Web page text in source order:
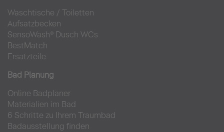
Waschtische / Toiletten
Aufsatzbecken
SensoWash® Dusch WCs
BestMatch
Ersatzteile
Bad Planung
Online Badplaner
Materialien im Bad
6 Schritte zu Ihrem Traumbad
Badausstellung finden